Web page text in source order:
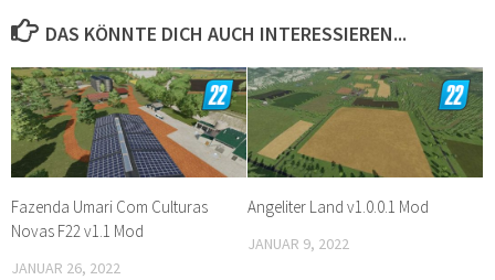
DAS KÖNNTE DICH AUCH INTERESSIEREN...
Fazenda Umari Com Culturas
Novas F22 v1.1 Mod
JANUAR 26, 2022
Angeliter Land v1.0.0.1 Mod
JANUAR 9, 2022